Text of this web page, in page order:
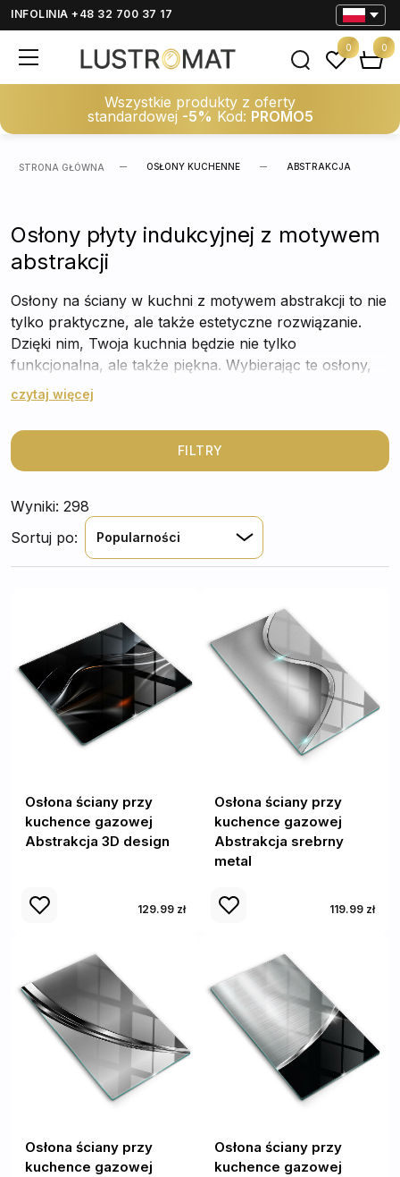
INFOLINIA +48 32 700 37 17
Wszystkie produkty z oferty
standardowej -5% Kod: PROMO5
0 0
STRONA GŁÓWNA OSŁONY KUCHENNE ABSTRAKCJA
Osłony płyty indukcyjnej z motywem
abstrakcji
Osłony na ściany w kuchni z motywem abstrakcji to nie
tylko praktyczne, ale także estetyczne rozwiązanie.
Dzięki nim, Twoja kuchnia będzie nie tylko
funkcjonalna, ale także piękna. Wybierając te osłony,
zyskujesz nie tylko ochronę, ale także styl.
czytaj więcej
FILTRY
Wyniki: 298
Sortuj po:
Popularności
Osłona ściany przy
kuchence gazowej
Abstrakcja 3D design
129.99 zł
Osłona ściany przy
kuchence gazowej
Abstrakcja srebrny
metal
119.99 zł
Osłona ściany przy
kuchence gazowej
Osłona ściany przy
kuchence gazowej